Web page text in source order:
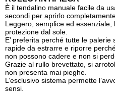
È il tendalino manuale facile da
secondi per aprirlo
Leggero, semplice ed essenziale,
protezione dal sole.
E’ preferita perché tutte le
rapide da estrarre e riporre
non possono cadere e non si
Grazie al rullo brevettato, si
non presenta mai pieghe.
L’esclusivo sistema permette
sensi.